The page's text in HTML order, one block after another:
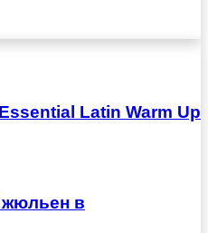
Latin Warm Up
в